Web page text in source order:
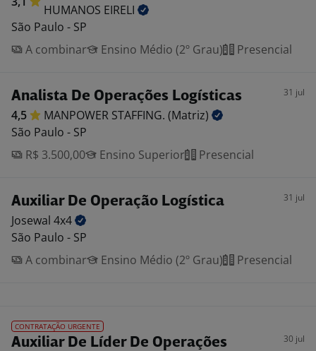
HUMANOS EIRELI
São Paulo - SP
A combinar
Ensino Médio (2º Grau) Presencial
Analista De Operações Logísticas 31 jul
4,5 MANPOWER STAFFING. (Matriz)
São Paulo - SP
R$ 3.500,00
Ensino Superior Presencial
Auxiliar De Operação Logística 31 jul
Josewal 4x4
São Paulo - SP
A combinar
Ensino Médio (2º Grau) Presencial
CONTRATAÇÃO URGENTE
Auxiliar De Líder De Operações
30 jul